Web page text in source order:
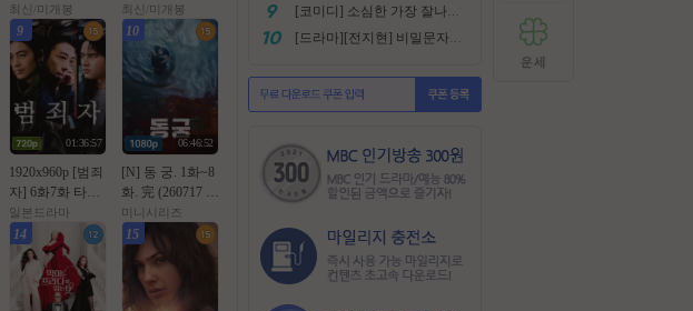
위 [초대형SF대
작영화] [스워즈]
1080공식자막
최신/미개봉
슈 펴 걸 ) 한글자
체자막
최신/미개봉
9
01:36:57
1920x960p [범죄
자] 6화7화 타카
하시 잇세이 한
글자막 2026년7
월31일
일본드라마
10
06:46:52
[N] 동 궁. 1화~8
화. 完 (260717 공
개) 남주혁, 노윤
서
미니시리즈
14 15